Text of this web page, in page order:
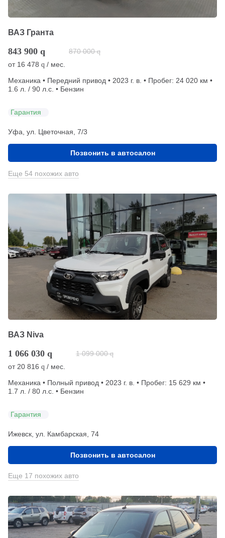
ВАЗ Гранта
843 900 q 870 000 q
от 16 478 q / мес.
Механика • Передний привод • 2023 г. в. • Пробег: 24 020 км •
1.6 л. / 90 л.с. • Бензин
Гарантия
Уфа, ул. Цветочная, 7/3
Позвонить в автосалон
Еще 54 похожих авто
ВАЗ Niva
1 066 030 q 1 099 000 q
от20 816 q / мес.
Механика • Полный привод • 2023 г. в. • Пробег: 15 629 км •
1.7 л. / 80 л.с. • Бензин
Гарантия
Ижевск, ул. Камбарская, 74
Позвонить в автосалон
Еще 17 похожих авто